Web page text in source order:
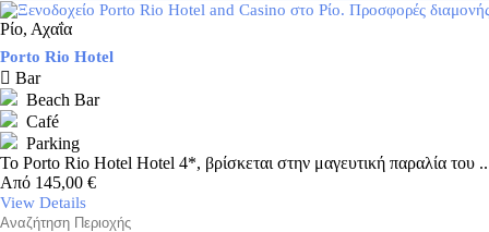
Ρίο, Αχαΐα
Porto Rio Hotel
Bar
Beach Bar
Café
Parking
Το Porto Rio Hotel Hotel 4*, βρίσκεται στην μαγευτική παραλία του
Από 145,00 €
View Details